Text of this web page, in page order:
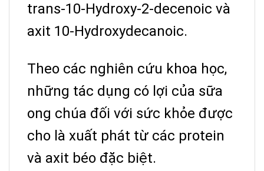
trans-10-Hydroxy-2-decenoic và
axit 10-Hydroxydecanoic.
Theo các nghiên cứu khoa học,
những tác dụng có lợi của sữa
ong chúa đối với sức khỏe được
cho là xuất phát từ các protein
và axit béo đặc biệt.